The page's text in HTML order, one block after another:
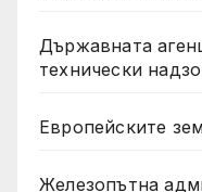
Държавната
технически
Европейските
Железопътна